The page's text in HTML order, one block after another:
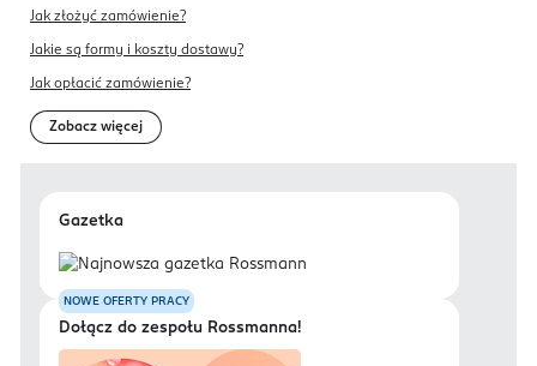
Jak złożyć zamówienie?
Jakie są formy i koszty dostawy?
Jak opłacić zamówienie?
Zobacz więcej
Gazetka
NOWE OFERTY PRACY
Dołącz do zespołu Rossmanna!